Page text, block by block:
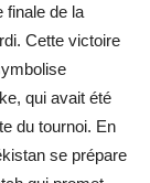
finale de la
Cette victoire
qui avait été
du tournoi. En
se prépare